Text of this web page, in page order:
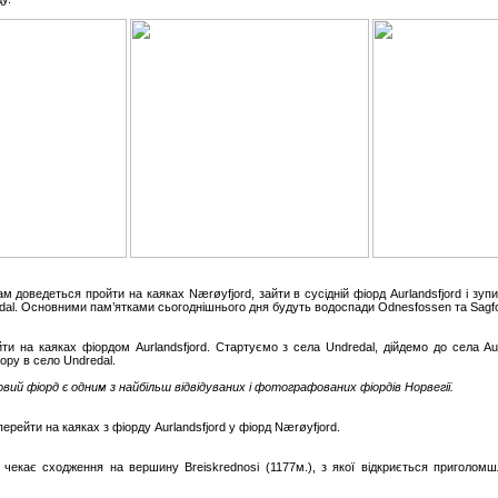
доведеться пройти на каяках Nærøyfjord, зайти в сусідній фіорд Aurlandsfjord і
Основними пам’ятками сьогоднішнього дня будуть водоспади Odnesfossen та
на каяках фіордом Aurlandsfjord. Стартуємо з села Undredal, дійдемо до села
в село Undredal.
фіорд є одним з найбільш відвідуваних і фотографованих фіордів Норвегії.
на каяках з фіорду Aurlandsfjord у фіорд Nærøyfjord.
чекає сходження на вершину Breiskrednosi (1177м.), з якої відкриється